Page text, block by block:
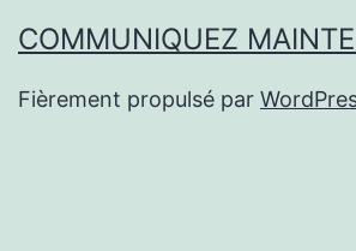
COMMUNIQUEZ
Fièrement propulsé par